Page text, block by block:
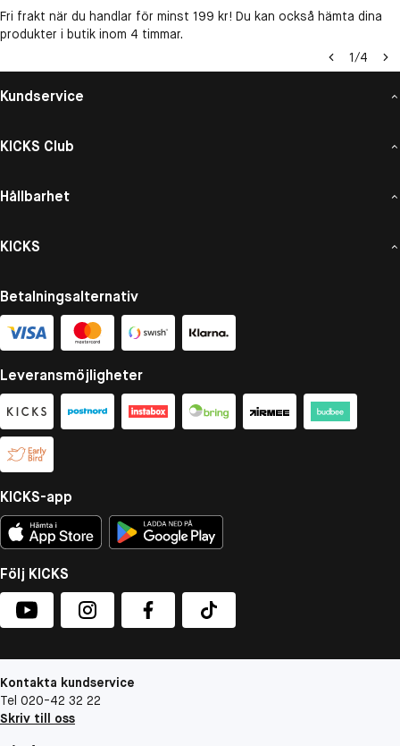
Fri frakt när du handlar för minst 199 kr! Du kan också hämta dina
produkter i butik inom 4 timmar.
1/4
Kundservice
KICKS Club
Hållbarhet
KICKS
Betalningsalternativ
Leveransmöjligheter
KICKS-app
Följ KICKS
Kontakta kundservice
Tel 020-42 32 22
Skriv till oss